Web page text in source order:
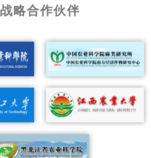
战略合作伙伴